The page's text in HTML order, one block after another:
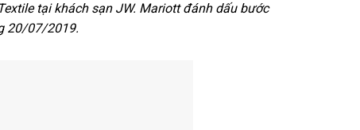
tại khách sạn JW. Mariott đánh dấu bước
20/07/2019.